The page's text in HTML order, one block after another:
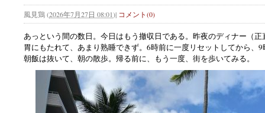
風見鶏(2026年7月27日 08:01)| コメント(0)
あっという間の数日。今日はもう撤収日である。昨夜のディナー（
胃にもたれて、あまり熟睡できず。6時前に一度リセットしてから、
朝飯は抜いて、朝の散歩。帰る前に、もう一度、街を歩いてみる。